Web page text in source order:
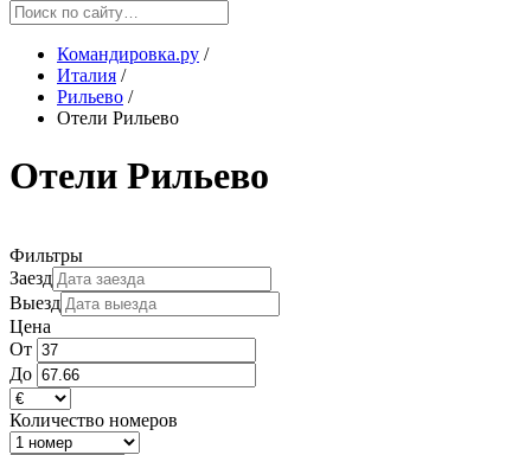
Командировка.ру /
Италия /
Рильево /
Отели Рильево
Отели Рильево
Фильтры
Заезд
Выезд
Цена
От
До
Количество номеров